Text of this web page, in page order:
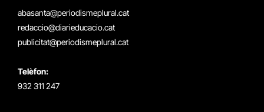
abasanta@periodismeplural.cat
redaccio@diarieducacio.cat
publicitat@periodismeplural.cat
Telèfon:
932 311 247